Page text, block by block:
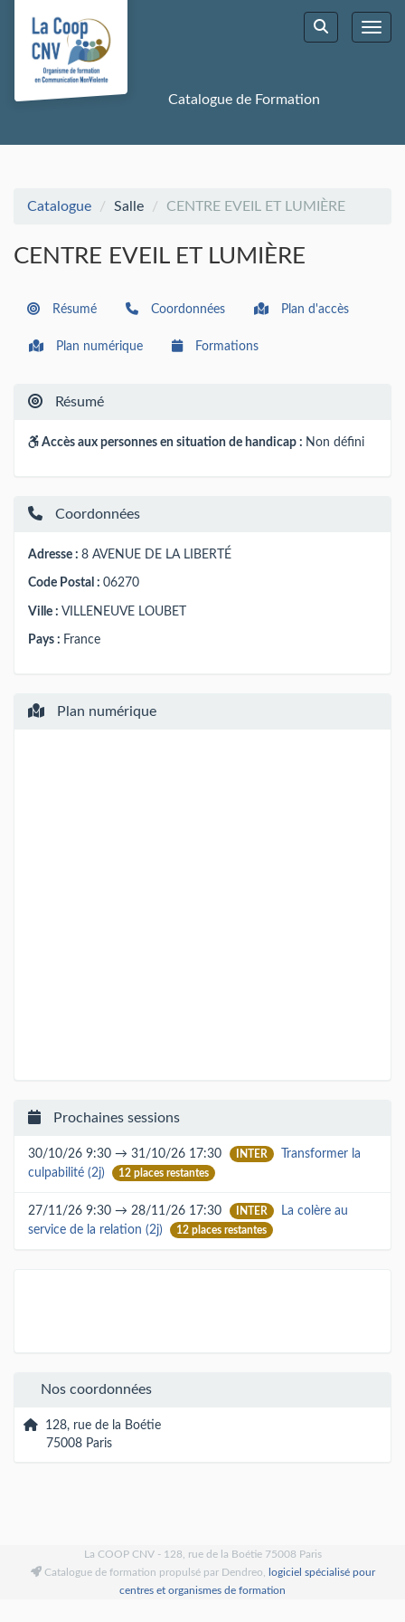
Aller au menu principal
Aller au contenu principal
Personnaliser l'interface
Rechercher
Catalogue de Formation
Catalogue Salle CENTRE EVEIL ET LUMIÈRE
CENTRE EVEIL ET LUMIÈRE
Résumé Coordonnées Plan d'accès
Plan numérique Formations
Résumé
Accès aux personnes en situation de handicap : Non défini
Coordonnées
Adresse : 8 AVENUE DE LA LIBERTÉ
Code Postal : 06270
Ville : VILLENEUVE LOUBET
Pays : France
Plan numérique
Prochaines sessions
30/10/26 9:30 → 31/10/26 17:30 INTER
Transformer la
culpabilité (2j)
12 places restantes
27/11/26 9:30 → 28/11/26 17:30 INTER
La colère au
service de la relation (2j)
12 places restantes
Nos coordonnées
128, rue de la Boétie
75008 Paris
La COOP CNV - 128, rue de la Boétie 75008 Paris
Catalogue de formation propulsé par Dendreo,
logiciel spécialisé pour
centres et organismes de formation